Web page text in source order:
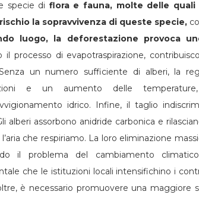
specie di flora e fauna, molte delle
la sopravvivenza di queste specie,
luogo, la deforestazione provoca
il processo di evapotraspirazione,
un numero sufficiente di alberi, la
e un aumento delle
idrico. Infine, il taglio
alberi assorbono anidride carbonica e
che respiriamo. La loro eliminazione
il problema del cambiamento
che le istituzioni locali intensifichino i
è necessario promuovere una maggiore